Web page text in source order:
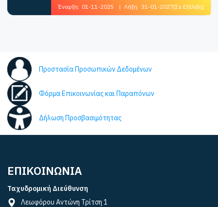
Έναρξη: 01-11-2025 | Λήξη: 31-01-2027[Σε Εξέλιξη]
Προστασία Προσωπικών Δεδομένων
Φόρμα Επικοινωνίας και Παραπόνων
Δήλωση Προσβασιμότητας
ΕΠΙΚΟΙΝΩΝΙΑ
Ταχυδρομική Διεύθυνση
Λεωφόρου Αντώνη Τρίτση 1